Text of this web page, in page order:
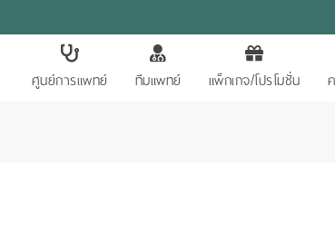
ศูนย์การแพทย์ ทีมแพทย์ แพ็กเกจ/โปรโมชั่น